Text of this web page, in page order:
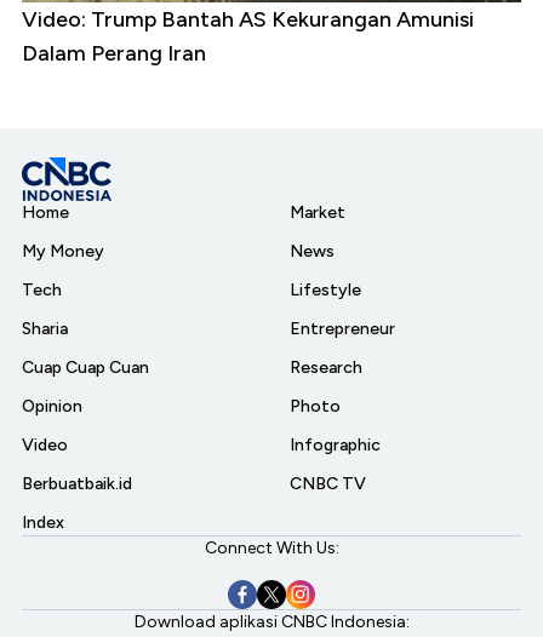
Video: Trump Bantah AS Kekurangan Amunisi
Dalam Perang Iran
Home
My Money
Tech
Sharia
Cuap Cuap Cuan
Opinion
Video
Berbuatbaik.id
Index
Market
News
Lifestyle
Entrepreneur
Research
Photo
Infographic
CNBC TV
Connect With Us:
Download aplikasi CNBC Indonesia: